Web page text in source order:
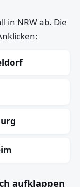
in NRW ab. Die
aufklappen